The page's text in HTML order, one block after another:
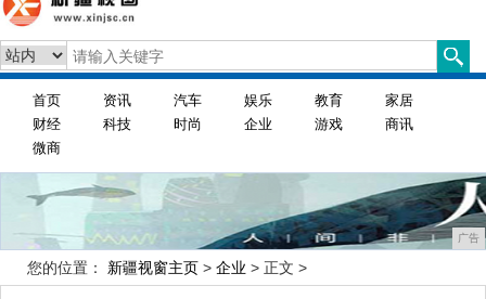
首页 资讯 汽车 娱乐 教育
家居
财经
科技 时尚 企业 游戏
商讯
微商
广告
您的位置： 新疆视窗主页 > 企业 > 正文 >